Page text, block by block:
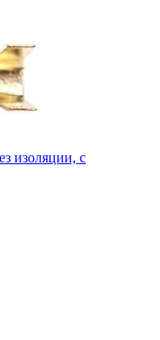
изоляции, с